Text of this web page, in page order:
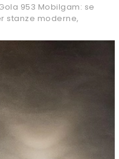
953 Mobilgam: se
stanze moderne,